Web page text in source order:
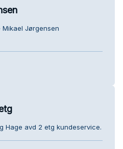
Mikael Jørgensen
Hage avd 2 etg kundeservice.